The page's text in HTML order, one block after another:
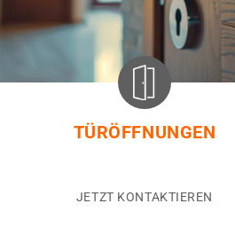
TÜRÖFFNUNGEN
JETZT KONTAKTIEREN